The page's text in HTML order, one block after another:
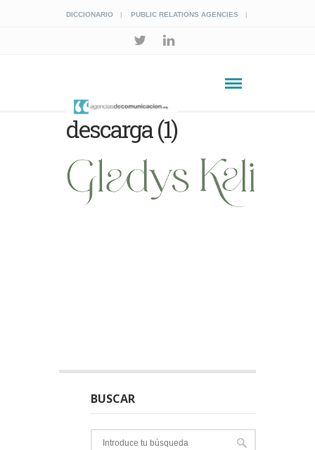
DICCIONARIO PUBLIC RELATIONS AGENCIES
descarga (1)
BUSCAR